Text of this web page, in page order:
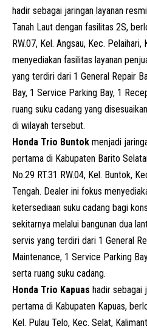
hadir sebagai jaringan layanan
Tanah Laut dengan fasilitas 2S,
RW.07, Kel. Angsau, Kec.
menyediakan fasilitas layanan
yang terdiri dari 1 General Repair
Bay, 1 Service Parking Bay, 1
ruang suku cadang yang
di wilayah tersebut.
Honda Trio Buntok menjadi
pertama di Kabupaten Barito
No.29 RT.31 RW.04, Kel. Buntok,
Tengah. Dealer ini fokus
ketersediaan suku cadang bagi
sekitarnya melalui bangunan dua
servis yang terdiri dari 1 General
Maintenance, 1 Service Parking
serta ruang suku cadang.
Honda Trio Kapuas hadir sebagai
pertama di Kabupaten Kapuas,
Kel. Pulau Telo, Kec. Selat,